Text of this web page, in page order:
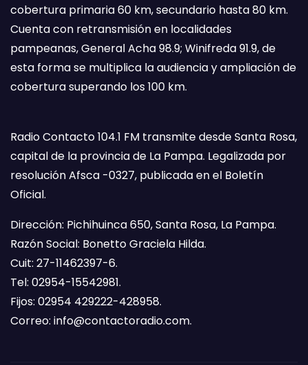
cobertura primaria 60 km, secundario hasta 80 km.
Cuenta con retransmisión en localidades
pampeanas, General Acha 98.9; Winifreda 91.9, de
esta forma se multiplica la audiencia y ampliación de
cobertura superando los 100 km.
Radio Contacto 104.1 FM transmite desde Santa Rosa,
capital de la provincia de La Pampa. Legalizada por
resolución Afsca -0327, publicada en el Boletín
Oficial.
Dirección: Pichihuinca 650, Santa Rosa, La Pampa.
Razón Social: Bonetto Graciela Hilda.
Cuit: 27-11462397-6.
Tel: 02954-15542981.
Fijos: 02954 429222-428958.
Correo: info@contactoradio.com.